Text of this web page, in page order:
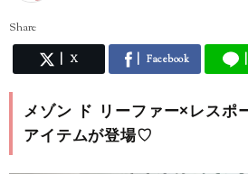
Share
X Facebook
メゾン ド リーファー×レスポ
アイテムが登場♡